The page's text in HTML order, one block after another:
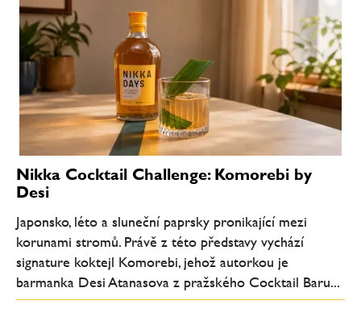
Nikka Cocktail Challenge: Komorebi by
Desi
Japonsko, léto a sluneční paprsky pronikající mezi
korunami stromů. Právě z této představy vychází
signature koktejl Komorebi, jehož autorkou je
barmanka Desi Atanasova z pražského Cocktail Baru...